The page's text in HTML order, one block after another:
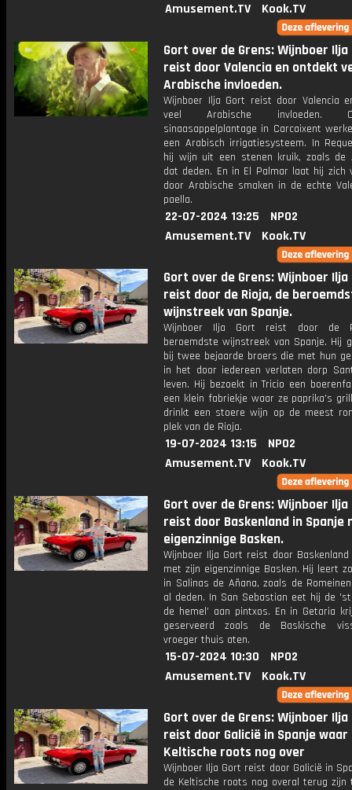
Amusement.TV
Kook.TV
Gort over de Grens: Wijnboer Ilja
reist door Valencia en ontdekt
Arabische invloeden.
Wijnboer Ilja Gort reist door Valencia
veel Arabische invloeden.
sinaasappelplantage in Carcaixent
een Arabisch irrigatiesysteem. In
hij wijn uit een stenen kruik, zoals de
dat deden. En in El Palmar laat hij zich
door Arabische smaken in de echte
paella.
22-07-2024 13:25
NPO2
Amusement.TV
Kook.TV
Gort over de Grens: Wijnboer Ilja
reist door de Rioja, de
wijnstreek van Spanje.
Wijnboer Ilja Gort reist door de
beroemdste wijnstreek van Spanje. Hij
bij twee bejaarde broers die met hun
in het door iedereen verlaten dorp
leven. Hij bezoekt in Tricio een
een klein fabriekje waar ze paprika's
drinkt een stoere wijn op de meest
plek van de Rioja.
19-07-2024 13:15
NPO2
Amusement.TV
Kook.TV
Gort over de Grens: Wijnboer Ilja
reist door Baskenland in Spanje
eigenzinnige Basken.
Wijnboer Ilja Gort reist door Baskenland
met zijn eigenzinnige Basken. Hij leert
in Salinas de Añana, zoals de
al deden. In San Sebastian eet hij de
de hemel' aan pintxos. En in Getaria
geserveerd zoals de Baskische
vroeger thuis aten.
15-07-2024 10:30
NPO2
Amusement.TV
Kook.TV
Gort over de Grens: Wijnboer Ilja
reist door Galicië in Spanje waar
Keltische roots nog over
Wijnboer Ilja Gort reist door Galicië in
de Keltische roots nog overal terug zijn